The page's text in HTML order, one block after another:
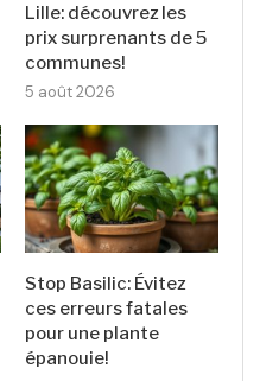
Lille: découvrez les
prix surprenants de 5
communes!
5 août 2026
Stop Basilic: Évitez
ces erreurs fatales
pour une plante
épanouie!